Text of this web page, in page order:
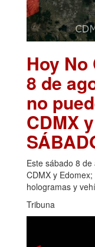
Hoy
8 de
no
CDMX
Este sábado 8
CDMX y
hologramas y
Tribuna